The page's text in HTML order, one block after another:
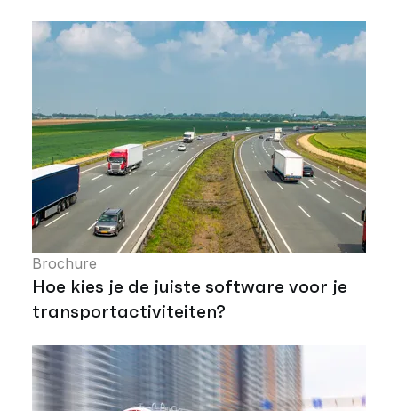
Brochure
Hoe kies je de juiste software voor je
transportactiviteiten?